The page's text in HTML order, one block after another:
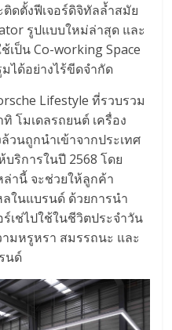
ดตั้งฟีเจอร์ดิจิทัลล้ำสมัย
รูปแบบใหม่ล่าสุด และ
ป็น Co-working Space
ได้อย่างไร้ขีดจำกัด
Lifestyle ที่รวบรวม
โมเดลรถยนต์ เครื่อง
วนถูกนำเข้าจากประเทศ
ริการในปี 2568 โดย
านี้ จะช่วยให้ลูกค้า
ในแบรนด์ ด้วยการนำ
ช่ไปใช้ในชีวิตประจำวัน
มหรูหรา สมรรถนะ และ
นด์